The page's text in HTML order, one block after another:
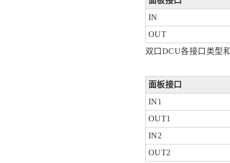
IN
OUT
双口DCU各接口类型
面板接口
IN1
OUT1
IN2
OUT2